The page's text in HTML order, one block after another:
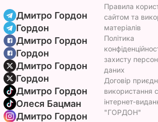
Дмитро Гордон
Гордон
Дмитро Гордон
Гордон
Дмитро Гордон
Гордон
Дмитро Гордон
Олеся Бацман
Дмитро Гордон
Правила
сайтом та
матеріалів
Політика
захисту
даних
Договір
використання
інтернет-
"ГОРДОН"